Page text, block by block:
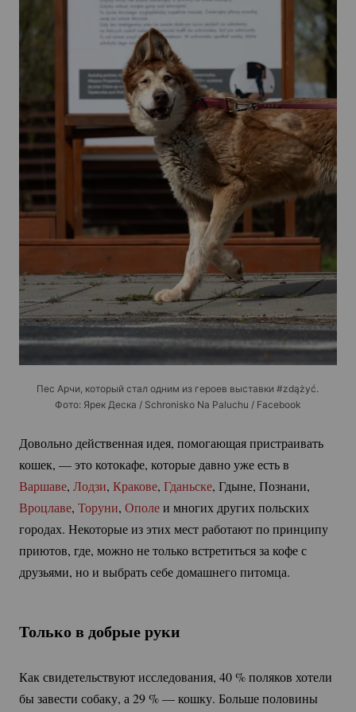
Пес Арчи, который стал одним из героев выставки #zdążyć.
Фото: Ярек Деска / Schronisko Na Paluchu / Facebook
Довольно действенная идея, помогающая пристраивать
кошек, — это котокафе, которые давно уже есть в
Варшаве, Лодзи, Кракове, Гданьске, Гдыне, Познани,
Вроцлаве, Торуни, Ополеи многих других польских
городах. Некоторые из этих мест работают по принципу
приютов, где, можно не только встретиться за кофе с
друзьями, но и выбрать себе домашнего питомца.
Только в добрые руки
Как свидетельствуют исследования, 40 %поляков хотели
бы завести собаку, а 29 %— кошку. Больше половины